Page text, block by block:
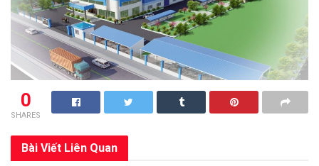
0
SHARES
Bài Viết Liên Quan